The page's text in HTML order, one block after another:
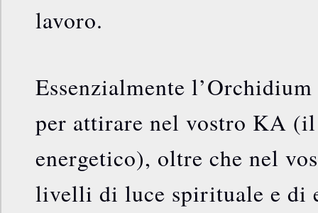
lavoro.
Essenzialmente
per attirare nel vostro KA
energetico), oltre che nel
livelli di luce spirituale e di